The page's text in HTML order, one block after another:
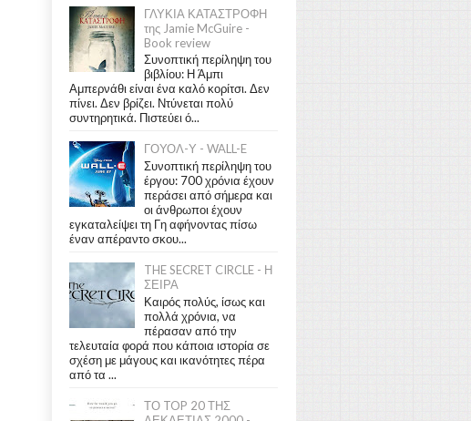
ΓΛΥΚΙΑ ΚΑΤΑΣΤΡΟΦΗ
της Jamie McGuire -
Book review
Συνοπτική περίληψη του
βιβλίου: Η Άμπι
Αμπερνάθι είναι ένα καλό κορίτσι. Δεν
πίνει. Δεν βρίζει. Ντύνεται πολύ
συντηρητικά. Πιστεύει ό...
ΓΟΥΟΛ-Υ - WALL-E
Συνοπτική περίληψη του
έργου: 700 χρόνια έχουν
περάσει από σήμερα και
οι άνθρωποι έχουν
εγκαταλείψει τη Γη αφήνοντας πίσω
έναν απέραντο σκου...
THE SECRET CIRCLE - Η
ΣΕΙΡΑ
Καιρός πολύς, ίσως και
πολλά χρόνια, να
πέρασαν από την
τελευταία φορά που κάποια ιστορία σε
σχέση με μάγους και ικανότητες πέρα
από τα ...
ΤΟ TOP 20 ΤΗΣ